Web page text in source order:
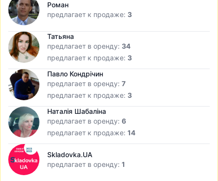
Роман
предлагает к продаже: 3
Татьяна
предлагает в оренду: 34
предлагает к продаже: 3
Павло Кондрічин
предлагает в оренду: 7
предлагает к продаже: 3
Наталія Шабаліна
предлагает в оренду: 6
предлагает к продаже: 14
Skladovka.UA
предлагает в оренду: 1